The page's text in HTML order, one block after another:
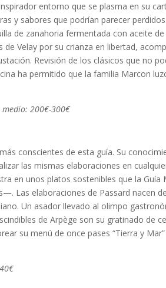
entorno que se plasma en su
y sabores que podrían parecer
de zanahoria fermentada con aceite
Velay por su crianza en libertad,
Revisión de los clásicos que no
ha permitido que la familia Marcon
medio: 200€-300€
conscientes de esta guía. Su
las mismas elaboraciones en
en unos platos sostenibles que la Guía
Las elaboraciones de Passard nacen
Un asador llevado al olimpo
de Arpège son su gratinado de
su menú de once pases “Tierra y